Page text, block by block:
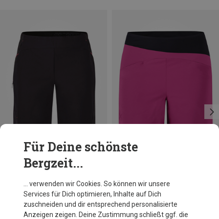
Damen Synth Bermuda Shorts
XL
Für Deine schönste
Bergzeit...
… verwenden wir Cookies. So können wir unsere
Services für Dich optimieren, Inhalte auf Dich
zuschneiden und dir entsprechend personalisierte
Anzeigen zeigen. Deine Zustimmung schließt ggf. die